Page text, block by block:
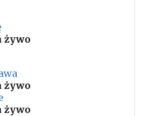
żywo
żywo
żywo